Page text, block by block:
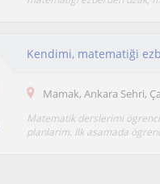
Mamak, Ankara Sehri,
Matematik derslerimi
planlarim. Ilk asamada